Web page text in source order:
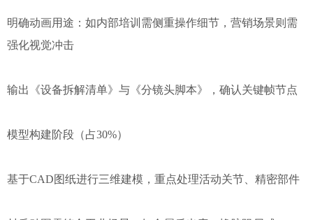
明确动画用途：如内部培训需侧重操作细节，营销场景则需
强化视觉冲击
输出《设备拆解清单》与《分镜头脚本》，确认关键帧节点
模型构建阶段（占30%）
基于CAD图纸进行三维建模，重点处理活动关节、精密部件